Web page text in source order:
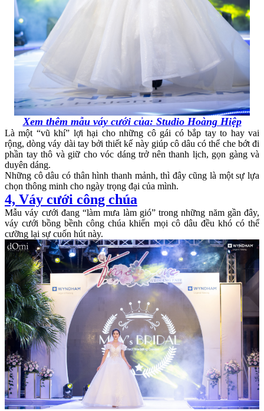
Xem thêm mẫu váy cưới của: Studio Hoàng Hiệp
Là một “vũ khí” lợi hại cho những cô gái có bắp tay to hay vai
rộng, dòng váy dài tay bởi thiết kế này giúp cô dâu có thể che bớt đi
phần tay thô và giữ cho vóc dáng trở nên thanh lịch, gọn gàng và
duyên dáng.
Những cô dâu có thân hình thanh mảnh, thì đây cũng là một sự lựa
chọn thông minh cho ngày trọng đại của mình.
4, Váy cưới công chúa
Mẫu váy cưới đang “làm mưa làm gió” trong những năm gần đây,
váy cưới bồng bềnh công chúa khiến mọi cô dâu đều khó có thể
cưỡng lại sự cuốn hút này.